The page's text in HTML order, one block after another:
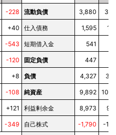
-228 流動負債 3,880
+40 仕入債務 1,595
-543 短期借入金 541
-120 固定負債 447
+8 負債 4,327
-108 純資産 9,892
+121 利益剰余金 8,973
-349 自己株式 -1,790 -